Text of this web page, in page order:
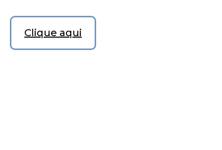
Clique aqui